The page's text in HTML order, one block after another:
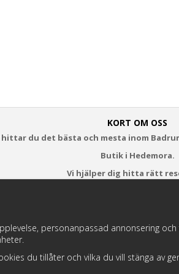
KORT OM OSS
hittar du det bästa och mesta inom
Butik i Hedemora.
Vi hjälper dig hitta rätt
personanpassad annonsering
du tillåter och vilka du vill stänga av